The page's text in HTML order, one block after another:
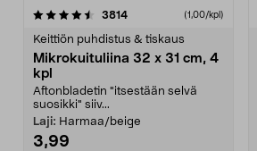
3814arvostelut (1,00/kpl)
Keittiön puhdistus & tiskaus
Mikrokuituliina 32 x 31 cm, 4
kpl
Aftonbladetin "itsestään selvä
suosikki" siiv...
Laji: Harmaa/beige
3,99
4.5viidestä